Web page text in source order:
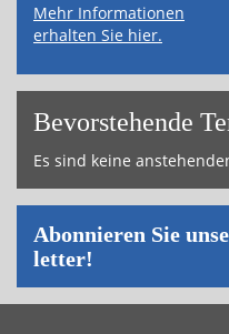
Mehr Informationen
erhalten Sie hier.
Bevor­ste­hende
Es sind keine
Abon­nie­ren Sie
let­ter!